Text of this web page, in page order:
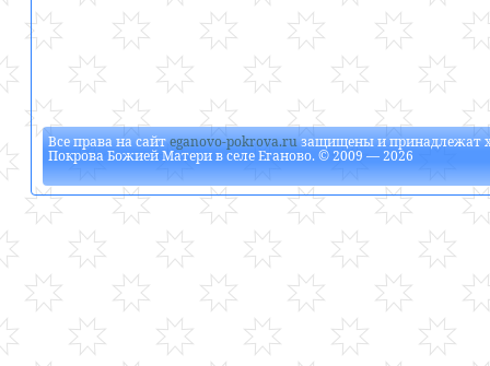
Все права на сайтeganovo-pokrova.ruзащищены и принадлежат
Покрова Божией Матери в селе Еганово. © 2009 — 2026